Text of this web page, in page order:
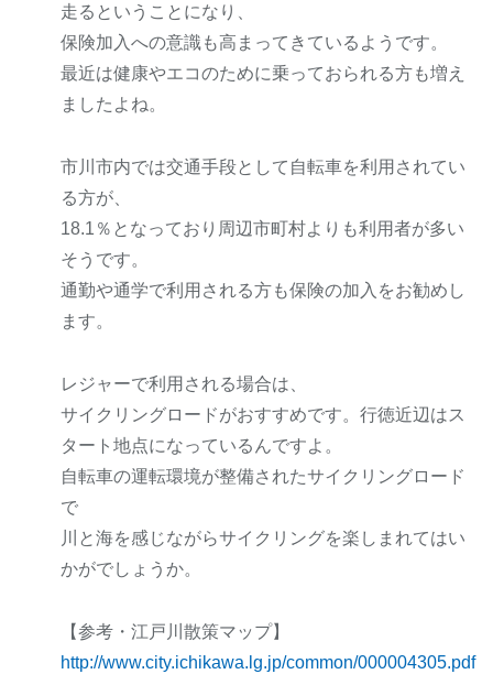
走るということになり、
保険加入への意識も高まってきているようです。
最近は健康やエコのために乗っておられる方も増え
ましたよね。
市川市内では交通手段として自転車を利用されてい
る方が、
18.1％となっており周辺市町村よりも利用者が多い
そうです。
通勤や通学で利用される方も保険の加入をお勧めし
ます。
レジャーで利用される場合は、
サイクリングロードがおすすめです。行徳近辺はス
タート地点になっているんですよ。
自転車の運転環境が整備されたサイクリングロード
で
川と海を感じながらサイクリングを楽しまれてはい
かがでしょうか。
【参考・江戸川散策マップ】
http://www.city.ichikawa.lg.jp/common/000004305.pdf